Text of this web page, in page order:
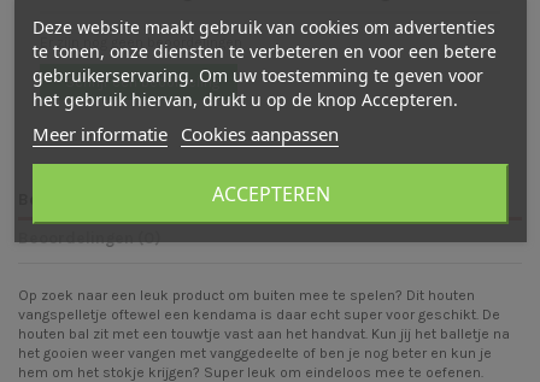
Er zijn nog geen beoordelingen
Schrijf een beoordeling
Op zoek naar een leuk product om buiten mee te spelen? Dit houten
vangspelletje oftewel een kendama is daar echt super voor geschikt. De
houten bal zit met een touwtje vast aan het handvat. Kun jij het balletje na
het gooien weer vangen met vanggedeelte of ben je nog beter en kun je
hem om het stokje krijgen? Super leuk om eindeloos mee te oefenen.
Deze website maakt gebruik van cookies om advertenties
te tonen, onze diensten te verbeteren en voor een betere
gebruikerservaring. Om uw toestemming te geven voor
het gebruik hiervan, drukt u op de knop Accepteren.
Meer informatie Cookies aanpassen
ACCEPTEREN